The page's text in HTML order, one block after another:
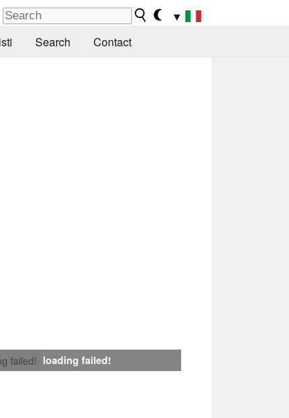
▼
Search Contact
failed! loading failed!